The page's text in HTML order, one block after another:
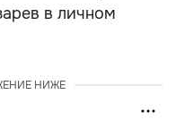
в личном
НИЖЕ